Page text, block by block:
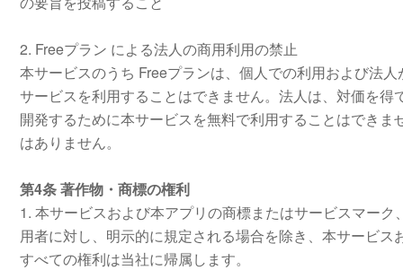
2. Freeプラン による法人の商用利用の禁止
本サービスのうち Freeプランは、個人での利用および法
サービスを利用することはできません。法人は、対価を
開発するために本サービスを無料で利用することはでき
はありません。
第4条 著作物・商標の権利
1. 本サービスおよび本アプリの商標またはサービスマー
用者に対し、明示的に規定される場合を除き、本サービ
すべての権利は当社に帰属します。